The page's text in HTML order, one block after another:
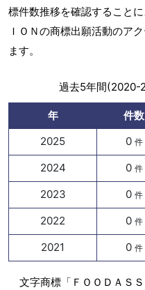
標件数推移を確認すること
ＩＯＮの商標出願活動のア
ます。
過去5年間(2020-
年 件数
2025
0 件
2024 0 件
2023 0 件
2022 0 件
2021 0 件
文字商標「ＦＯＯＤＡＳ